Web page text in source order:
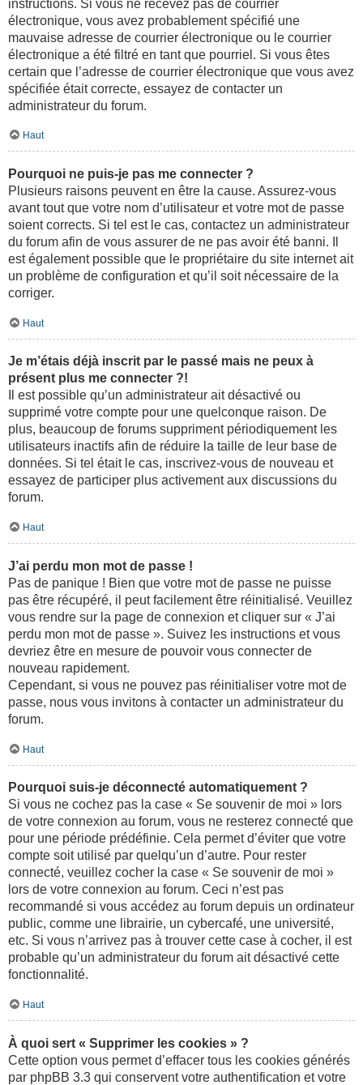
instructions. Si vous ne recevez pas de courrier
électronique, vous avez probablement spécifié une
mauvaise adresse de courrier électronique ou le courrier
électronique a été filtré en tant que pourriel. Si vous êtes
certain que l’adresse de courrier électronique que vous avez
spécifiée était correcte, essayez de contacter un
administrateur du forum.
Haut
Pourquoi ne puis-je pas me connecter ?
Plusieurs raisons peuvent en être la cause. Assurez-vous
avant tout que votre nom d’utilisateur et votre mot de passe
soient corrects. Si tel est le cas, contactez un administrateur
du forum afin de vous assurer de ne pas avoir été banni. Il
est également possible que le propriétaire du site internet ait
un problème de configuration et qu’il soit nécessaire de la
corriger.
Haut
Je m’étais déjà inscrit par le passé mais ne peux à
présent plus me connecter ?!
Il est possible qu’un administrateur ait désactivé ou
supprimé votre compte pour une quelconque raison. De
plus, beaucoup de forums suppriment périodiquement les
utilisateurs inactifs afin de réduire la taille de leur base de
données. Si tel était le cas, inscrivez-vous de nouveau et
essayez de participer plus activement aux discussions du
forum.
Haut
J’ai perdu mon mot de passe !
Pas de panique ! Bien que votre mot de passe ne puisse
pas être récupéré, il peut facilement être réinitialisé. Veuillez
vous rendre sur la page de connexion et cliquer sur « J’ai
perdu mon mot de passe ». Suivez les instructions et vous
devriez être en mesure de pouvoir vous connecter de
nouveau rapidement.
Cependant, si vous ne pouvez pas réinitialiser votre mot de
passe, nous vous invitons à contacter un administrateur du
forum.
Haut
Pourquoi suis-je déconnecté automatiquement ?
Si vous ne cochez pas la case « Se souvenir de moi » lors
de votre connexion au forum, vous ne resterez connecté que
pour une période prédéfinie. Cela permet d’éviter que votre
compte soit utilisé par quelqu’un d’autre. Pour rester
connecté, veuillez cocher la case « Se souvenir de moi »
lors de votre connexion au forum. Ceci n’est pas
recommandé si vous accédez au forum depuis un ordinateur
public, comme une librairie, un cybercafé, une université,
etc. Si vous n’arrivez pas à trouver cette case à cocher, il est
probable qu’un administrateur du forum ait désactivé cette
fonctionnalité.
Haut
À quoi sert « Supprimer les cookies » ?
Cette option vous permet d’effacer tous les cookies générés
par phpBB 3.3 qui conservent votre authentification et votre